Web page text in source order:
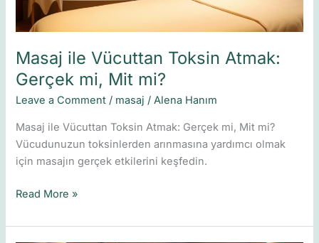
Masaj ile Vücuttan Toksin Atmak:
Gerçek mi, Mit mi?
Leave a Comment / masaj /Alena Hanım
Masaj ile Vücuttan Toksin Atmak: Gerçek mi, Mit mi?
Vücudunuzun toksinlerden arınmasına yardımcı olmak
için masajın gerçek etkilerini keşfedin.
mi?
Read More »